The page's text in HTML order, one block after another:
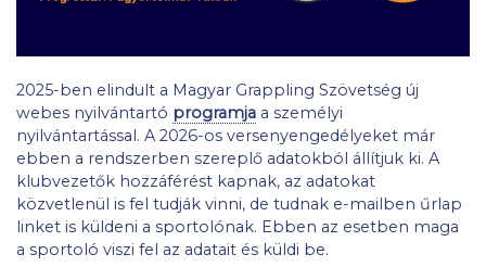
2025-ben elindult a Magyar Grappling Szövetség új
webes nyilvántartó programja a személyi
nyilvántartással. A 2026-os versenyengedélyeket már
ebben a rendszerben szereplő adatokból állítjuk ki. A
klubvezetők hozzáférést kapnak, az adatokat
közvetlenül is fel tudják vinni, de tudnak e-mailben űrlap
linket is küldeni a sportolónak. Ebben az esetben maga
a sportoló viszi fel az adatait és küldi be.